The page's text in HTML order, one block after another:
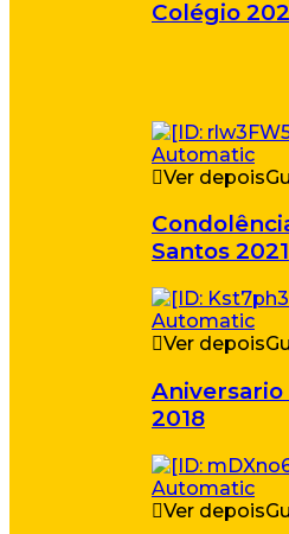
Colégio
Ver depois
Santos 2021
Ver depois
Aniversario
2018
Ver depois